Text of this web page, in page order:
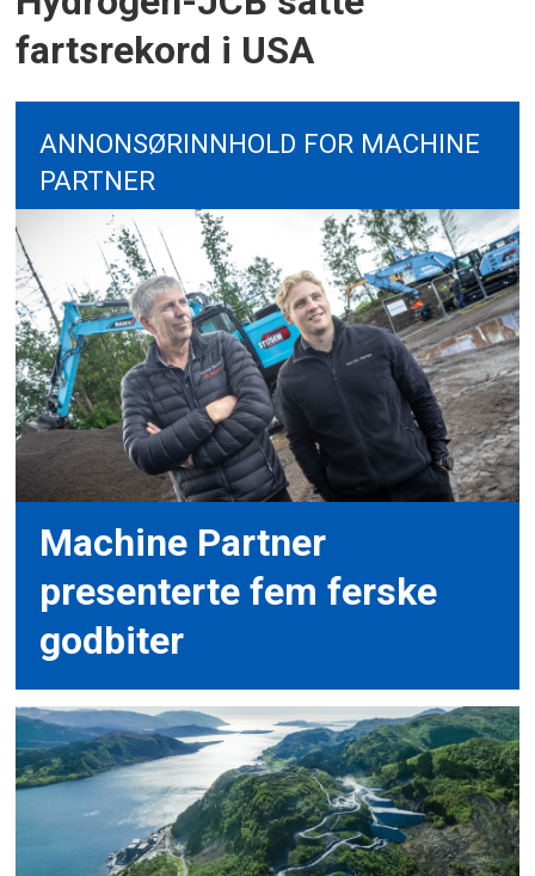
fartsrekord i USA
ANNONSØRINNHOLD FOR MACHINE
PARTNER
Machine Partner
presenterte fem ferske
godbiter